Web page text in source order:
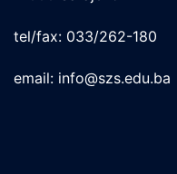
tel/fax: 033/262-180
email: info@szs.edu.ba